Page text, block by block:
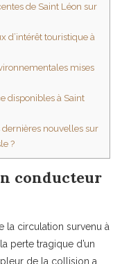
de Saint Léon sur
d’intérêt touristique à
mises
disponibles à Saint
nouvelles sur
?
conducteur
la circulation survenu à
perte tragique d’un
de la collision a